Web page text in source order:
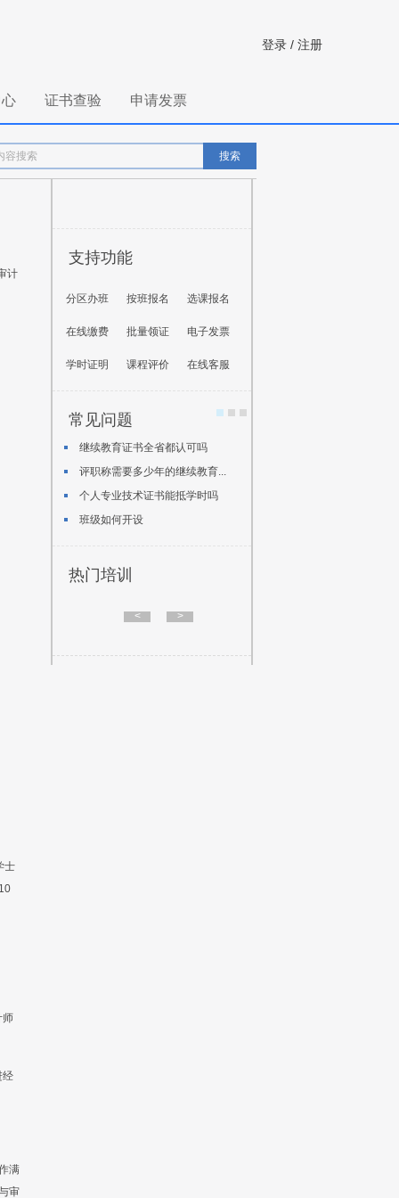
登录 / 注册
证书查验 申请发票
搜索
计
士
师
经
满
审
支持功能
分区办班 按班报名 选课报名
在线缴费 批量领证 电子发票
学时证明 课程评价 在线客服
常见问题
继续教育证书全省都认可吗
评职称需要多少年的继续教育...
个人专业技术证书能抵学时吗
班级如何开设
热门培训
< >